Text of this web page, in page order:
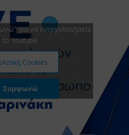
για να ενεργοποιήσετε
το Youtube
Cookies
Συμφωνώ